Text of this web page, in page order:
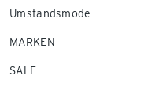
Umstandsmode
MARKEN
SALE